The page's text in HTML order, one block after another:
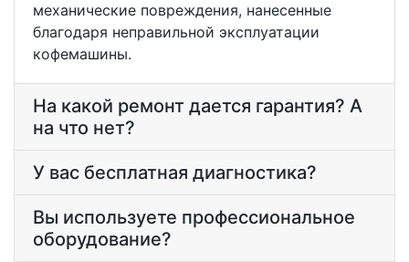
механические повреждения, нанесенные
благодаря неправильной эксплуатации
кофемашины.
На какой ремонт дается гарантия? А
на что нет?
У вас бесплатная диагностика?
Вы используете профессиональное
оборудование?